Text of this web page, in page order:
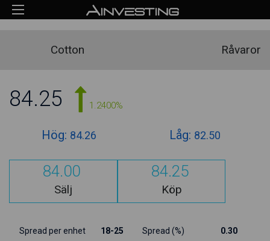
Cotton Råvaror
84.25 1.2400%
Hög: 84.26 Låg: 82.50
84.00
Sälj
84.25
Köp
Spread per enhet 18-25 Spread (%) 0.30